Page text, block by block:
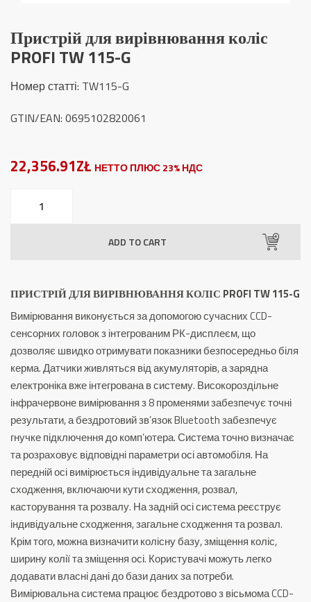
Пристрій для вирівнювання коліс
PROFI TW 115-G
Номер статті: TW115-G
GTIN/EAN: 0695102820061
22,356.91ZŁ НЕТТО ПЛЮС 23% НДС
115-
G
quantity
ADD TO CART
ПРИСТРІЙ ДЛЯ ВИРІВНЮВАННЯ КОЛІС PROFI TW 115-G
Вимірювання виконується за допомогою сучасних CCD-
сенсорних головок з інтегрованим РК-дисплеєм, що
дозволяє швидко отримувати показники безпосередньо біля
керма. Датчики живляться від акумуляторів, а зарядна
електроніка вже інтегрована в систему. Високороздільне
інфрачервоне вимірювання з 8 променями забезпечує точні
результати, а бездротовий зв’язок Bluetooth забезпечує
гнучке підключення до комп’ютера. Система точно визначає
та розраховує відповідні параметри осі автомобіля. На
передній осі вимірюється індивідуальне та загальне
сходження, включаючи кути сходження, розвал,
касторування та розвалу. На задній осі система реєструє
індивідуальне сходження, загальне сходження та розвал.
Крім того, можна визначити колісну базу, зміщення коліс,
ширину колії та зміщення осі. Користувачі можуть легко
додавати власні дані до бази даних за потреби.
Вимірювальна система працює бездротово з вісьмома CCD-